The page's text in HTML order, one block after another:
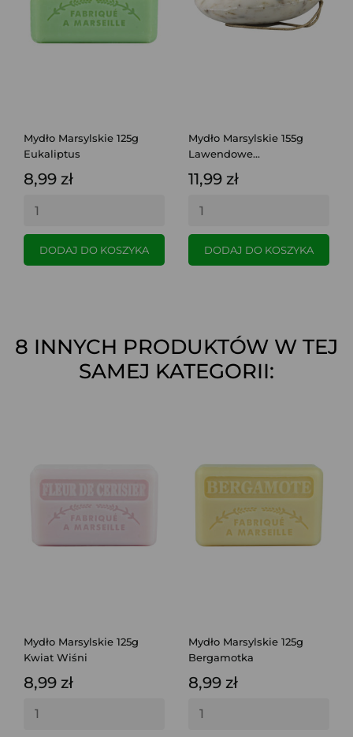
Mydło Marsylskie 125g
Eukaliptus
8,99 zł
DODAJ DO KOSZYKA
Mydło Marsylskie 155g
Lawendowe...
11,99 zł
DODAJ DO KOSZYKA
8 INNYCH PRODUKTÓW W TEJ
SAMEJ KATEGORII:
Mydło Marsylskie 125g
Kwiat Wiśni
8,99 zł
Mydło Marsylskie 125g
Bergamotka
8,99 zł